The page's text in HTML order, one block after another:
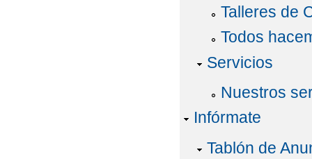
Talleres de
Todos
Servicios
Nuestros
Infórmate
Tablón de